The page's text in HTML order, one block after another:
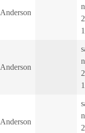
Anderson
Anderson
Anderson